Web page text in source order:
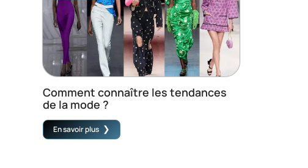
Comment connaître les tendances
de la mode ?
En savoir plus